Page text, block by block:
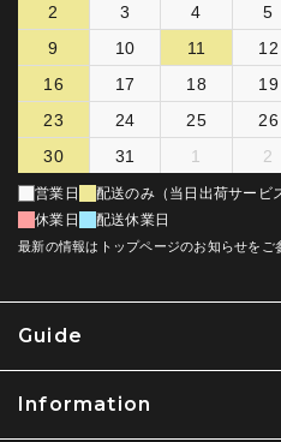
Guide
Information
2
3 4 5
9
10 11 12
16
17 18 19
23
24 25 26
30
31 1 2
営業日
配送のみ（当日出荷サービ
休業日
配送休業日
最新の情報はトップページのお知らせをご